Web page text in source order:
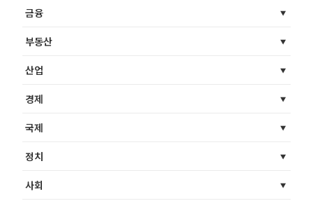
금융
부동산
산업
경제
국제
정치
사회